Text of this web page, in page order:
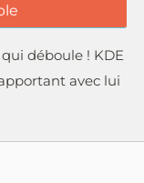
déboule ! KDE
avec lui